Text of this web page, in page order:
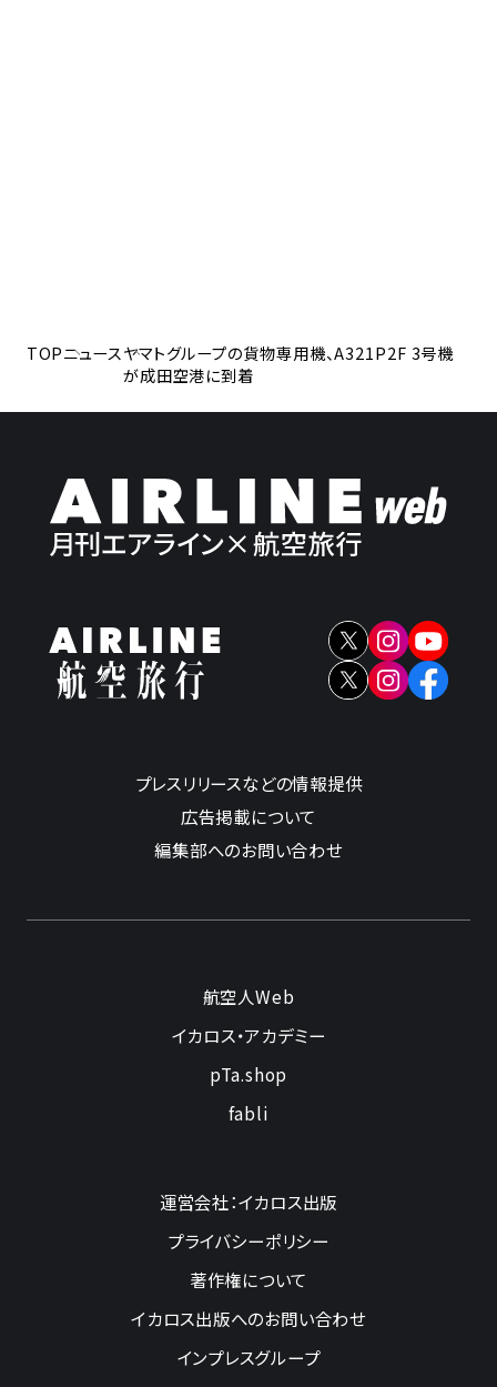
TOPニュースヤマトグループの貨物専用機、A321P2F 3号機
が成田空港に到着
プレスリリースなどの情報提供
広告掲載について
編集部へのお問い合わせ
航空人Web
イカロス・アカデミー
pTa.shop
fabli
運営会社：イカロス出版
プライバシーポリシー
著作権について
イカロス出版へのお問い合わせ
インプレスグループ